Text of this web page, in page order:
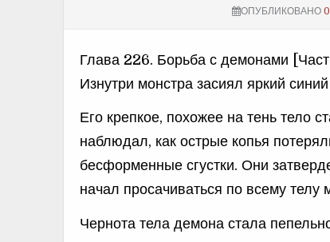
ОПУБЛИКОВАНО
Глава 226. Борьба с демонами
Изнутри монстра засиял яркий
Его крепкое, похожее на тень тело
наблюдал, как острые копья
бесформенные сгустки. Они
начал просачиваться по всему телу
Чернота тела демона стала